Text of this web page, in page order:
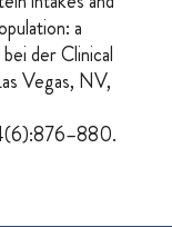
a
der Clinical
Vegas, NV,